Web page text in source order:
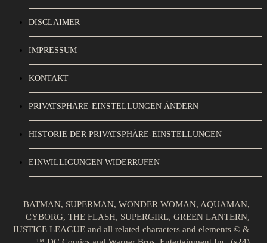
DISCLAIMER
IMPRESSUM
KONTAKT
PRIVATSPHÄRE-EINSTELLUNGEN ÄNDERN
HISTORIE DER PRIVATSPHÄRE-EINSTELLUNGEN
EINWILLIGUNGEN WIDERRUFEN
BATMAN, SUPERMAN, WONDER WOMAN, AQUAMAN,
CYBORG, THE FLASH, SUPERGIRL, GREEN LANTERN,
JUSTICE LEAGUE and all related characters and elements © &